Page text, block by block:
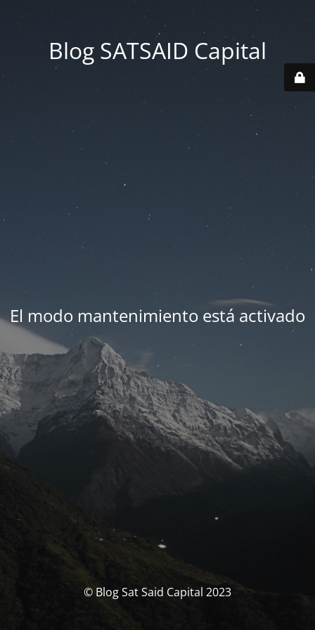
Blog SATSAID Capital
El modo mantenimiento está activado
© Blog Sat Said Capital 2023